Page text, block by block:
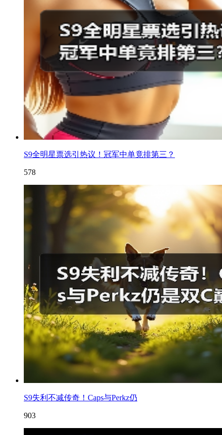
S9全明星票选引热议！冠军中单竟排第三？
578
S9失利不减传奇！Caps与Perkz仍
903